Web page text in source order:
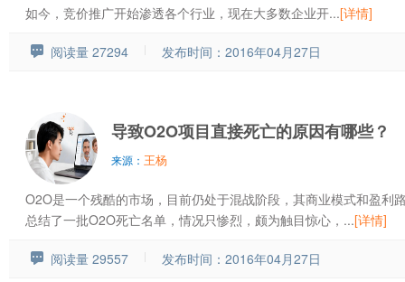
如今，竞价推广开始渗透各个行业，现在大多数企业开...[详情]
阅读量 27294 发布时间：2016年04月27日
导致O2O项目直接死亡的原因有哪些？
来源： 王杨
O2O是一个残酷的市场，目前仍处于混战阶段，其商业模式和盈利
总结了一批O2O死亡名单，情况只惨烈，颇为触目惊心，...[详情]
阅读量 29557 发布时间：2016年04月27日